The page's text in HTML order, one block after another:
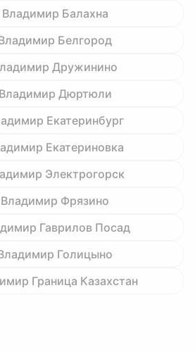
Владимир Балахна
Белгород
Дружинино
Дюртюли
Екатеринбург
Екатериновка
Электрогорск
Фрязино
Гаврилов Посад
Голицыно
Граница Казахстан